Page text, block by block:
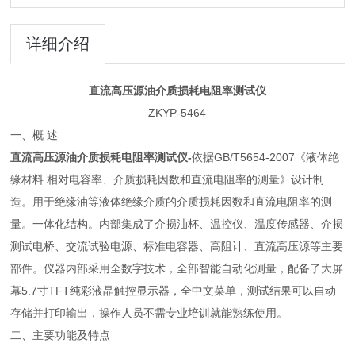
详细介绍
直流高压源油介质损耗电阻率测试仪
ZKYP-5464
一、概 述
直流高压源油介质损耗电阻率测试仪-依据GB/T5654-2007《液体绝
缘材料 相对电容率、介质损耗因数和直流电阻率的测量》设计制
造。用于绝缘油等液体绝缘介质的介质损耗因数和直流电阻率的测
量。一体化结构。内部集成了介损油杯、温控仪、温度传感器、介损
测试电桥、交流试验电源、标准电容器、高阻计、直流高压源等主要
部件。仪器内部采用全数字技术，全部智能自动化测量，配备了大屏
幕5.7寸TFT纯彩液晶触控显示器，全中文菜单，测试结果可以自动
存储并打印输出，操作人员不需专业培训就能熟练使用。
二、主要功能及特点